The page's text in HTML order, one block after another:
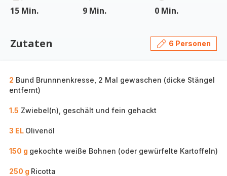
15 Min. 9 Min. 0 Min.
Zutaten 6 Personen
2 Bund Brunnnenkresse, 2 Mal gewaschen (dicke Stängel
entfernt)
1.5 Zwiebel(n), geschält und fein gehackt
3 EL Olivenöl
150 g gekochte weiße Bohnen (oder gewürfelte Kartoffeln)
250 g Ricotta